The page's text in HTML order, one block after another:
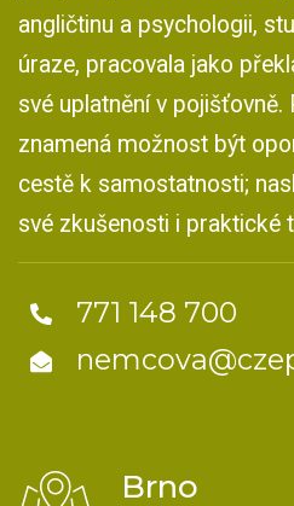
angličtinu a psychologii,
úraze, pracovala jako
své uplatnění v
znamená možnost být
cestě k samostatnosti;
své zkušenosti i praktické
771 148 700
Brno